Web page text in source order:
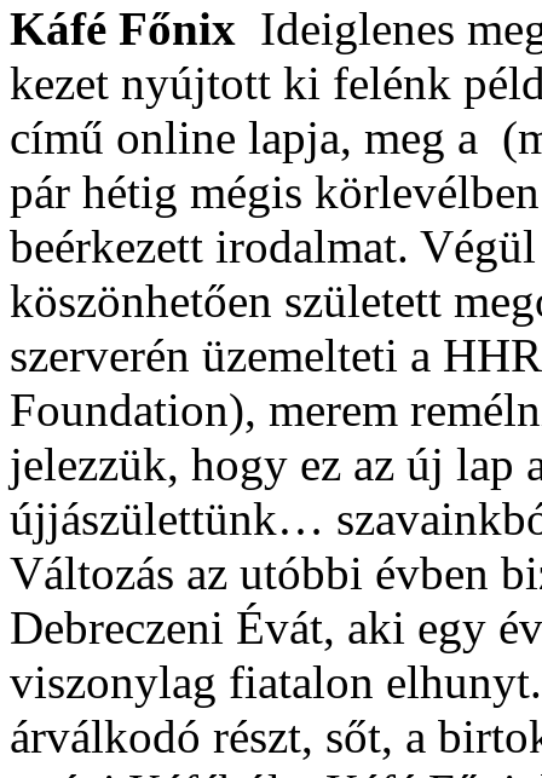
Káfé Főnix Ideiglenes
kezet nyújtott ki felénk
című online lapja, meg a
pár hétig mégis
beérkezett irodalmat.
köszönhetően született
szerverén üzemelteti a
Foundation), merem
jelezzük, hogy ez az új lap
újjászülettünk…
Változás az utóbbi évben
Debreczeni Évát, aki egy
viszonylag fiatalon
árválkodó részt, sőt, a